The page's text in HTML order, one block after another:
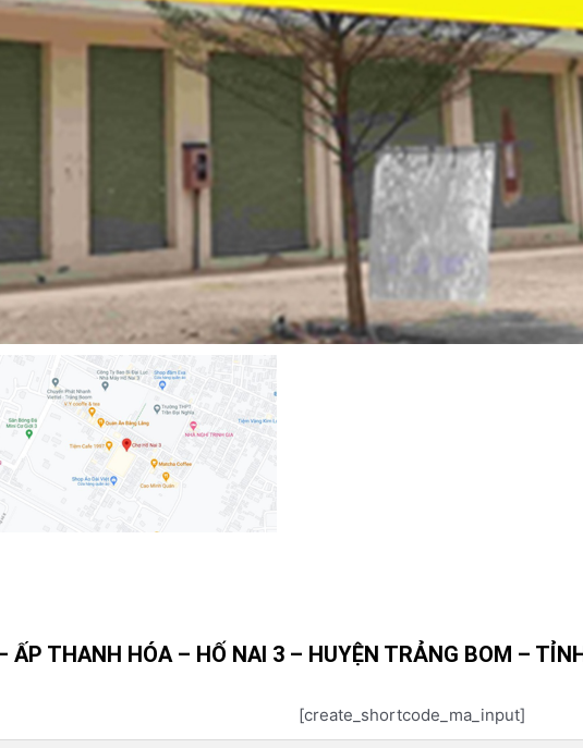
ẤP THANH HÓA – HỐ NAI 3 – HUYỆN TRẢNG BOM –
[create_shortcode_ma_input]